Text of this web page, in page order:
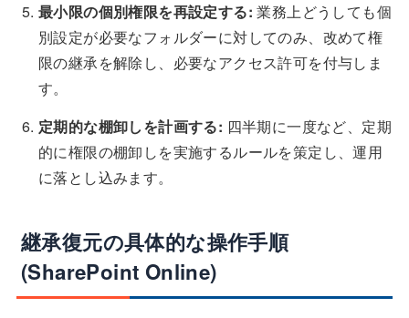
最小限の個別権限を再設定する: 業務上どうしても個
別設定が必要なフォルダーに対してのみ、改めて権
限の継承を解除し、必要なアクセス許可を付与しま
す。
定期的な棚卸しを計画する: 四半期に一度など、定期
的に権限の棚卸しを実施するルールを策定し、運用
に落とし込みます。
継承復元の具体的な操作手順
(SharePoint Online)